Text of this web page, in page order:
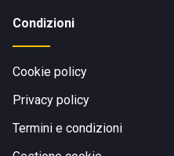
Condizioni
Cookie policy
Privacy policy
Termini e condizioni